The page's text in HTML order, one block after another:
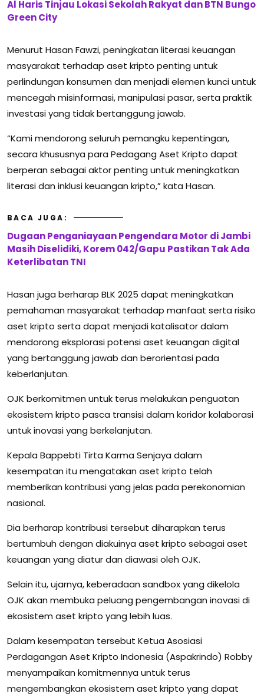
Al Haris Tinjau Lokasi Sekolah Rakyat dan BTN Bungo
Green City
Menurut Hasan Fawzi, peningkatan literasi keuangan
masyarakat terhadap aset kripto penting untuk
perlindungan konsumen dan menjadi elemen kunci untuk
mencegah misinformasi, manipulasi pasar, serta praktik
investasi yang tidak bertanggung jawab.
“Kami mendorong seluruh pemangku kepentingan,
secara khususnya para Pedagang Aset Kripto dapat
berperan sebagai aktor penting untuk meningkatkan
literasi dan inklusi keuangan kripto,” kata Hasan.
BACA JUGA:
Dugaan Penganiayaan Pengendara Motor di Jambi
Masih Diselidiki, Korem 042/Gapu Pastikan Tak Ada
Keterlibatan TNI
Hasan juga berharap BLK 2025 dapat meningkatkan
pemahaman masyarakat terhadap manfaat serta risiko
aset kripto serta dapat menjadi katalisator dalam
mendorong eksplorasi potensi aset keuangan digital
yang bertanggung jawab dan berorientasi pada
keberlanjutan.
OJK berkomitmen untuk terus melakukan penguatan
ekosistem kripto pasca transisi dalam koridor kolaborasi
untuk inovasi yang berkelanjutan.
Kepala Bappebti Tirta Karma Senjaya dalam
kesempatan itu mengatakan aset kripto telah
memberikan kontribusi yang jelas pada perekonomian
nasional.
Dia berharap kontribusi tersebut diharapkan terus
bertumbuh dengan diakuinya aset kripto sebagai aset
keuangan yang diatur dan diawasi oleh OJK.
Selain itu, ujarnya, keberadaan sandbox yang dikelola
OJK akan membuka peluang pengembangan inovasi di
ekosistem aset kripto yang lebih luas.
Dalam kesempatan tersebut Ketua Asosiasi
Perdagangan Aset Kripto Indonesia (Aspakrindo) Robby
menyampaikan komitmennya untuk terus
mengembangkan ekosistem aset kripto yang dapat